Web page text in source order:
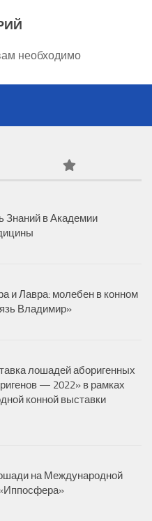
необходимо
Знаний в Академии
и Лавра: молебен в конном
Владимир»
лошадей аборигенных
— 2022» в рамках
конной выставки
на Международной